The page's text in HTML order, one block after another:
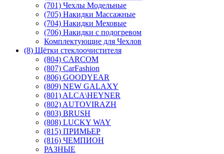
(701) Чехлы Модельные
(705) Накидки Массажные
(704) Накидки Меховые
(706) Накидки с подогревом
Комплектующие для Чехлов
(8) Щётки стеклоочистителя
(804) CARCOM
(807) CarFashion
(806) GOODYEAR
(809) NEW GALAXY
(801) ALCA\HEYNER
(802) AUTOVIRAZH
(803) BRUSH
(808) LUCKY WAY
(815) ПРИМЬЕР
(816) ЧЕМПИОН
РАЗНЫЕ